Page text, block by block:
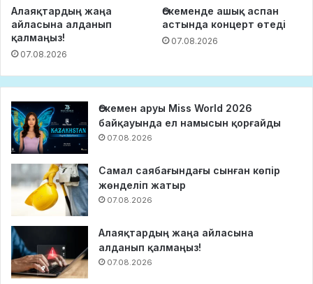
Алаяқтардың жаңа
айласына алданып
қалмаңыз!
07.08.2026
Өскеменде ашық аспан
астында концерт өтеді
07.08.2026
Өскемен аруы Miss World 2026
байқауында ел намысын қорғайды
07.08.2026
Самал саябағындағы сынған көпір
жөнделіп жатыр
07.08.2026
Алаяқтардың жаңа айласына
алданып қалмаңыз!
07.08.2026